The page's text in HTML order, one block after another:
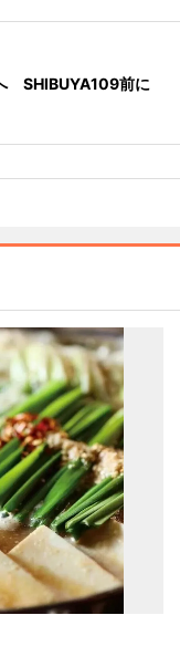
SHIBUYA109前に